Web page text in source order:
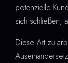
potenzielle
sich schließen,
Diese Art zu